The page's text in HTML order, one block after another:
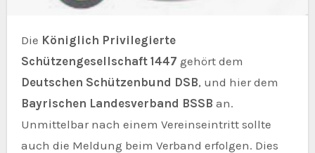
Die Königlich Privilegierte
Schützengesellschaft 1447 gehört dem
Deutschen Schützenbund DSB, und hier dem
Bayrischen Landesverband BSSB an.
Unmittelbar nach einem Vereinseintritt sollte
auch die Meldung beim Verband erfolgen. Dies